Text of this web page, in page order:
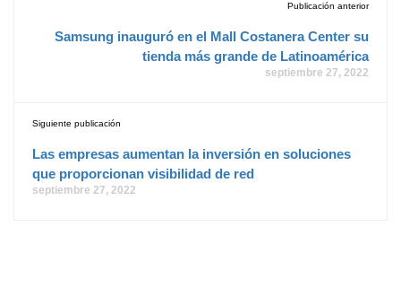
Publicación anterior
Samsung inauguró en el Mall Costanera Center su
tienda más grande de Latinoamérica
septiembre 27, 2022
Siguiente publicación
Las empresas aumentan la inversión en soluciones
que proporcionan visibilidad de red
septiembre 27, 2022